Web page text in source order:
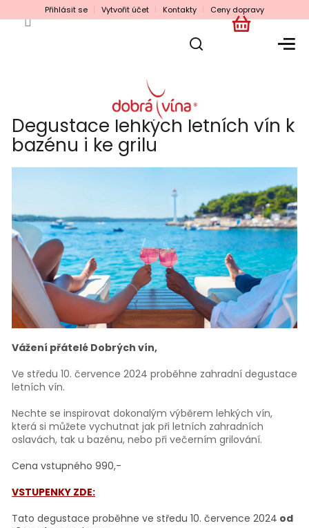
na
Přihlásit se Vytvořit účet Kontakty Ceny dopravy
NÁKUPNÍ
Degustace lehkých letních vín k
bazénu i ke grilu
Vážení přátelé Dobrých vín,
Ve středu 10. července 2024 proběhne zahradní degustace
letních vín.
Nechte se inspirovat dokonalým výběrem lehkých vín,
která si můžete vychutnat jak při letních zahradních
oslavách, tak u bazénu, nebo při večerním grilování.
Cena vstupného 990,-
VSTUPENKY ZDE:
Tato degustace proběhne ve středu 10. července 2024 od